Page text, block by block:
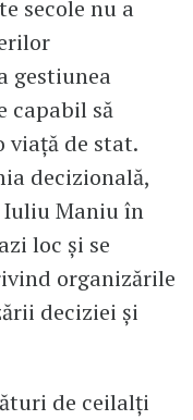
secole nu a
gestiunea
capabil să
viață de stat.
decizională,
Maniu în
loc și se
organizările
deciziei și
de ceilalți